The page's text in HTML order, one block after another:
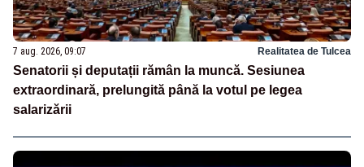
7 aug. 2026, 09:07 Realitatea de Tulcea
Senatorii și deputații rămân la muncă. Sesiunea
extraordinară, prelungită până la votul pe legea
salarizării